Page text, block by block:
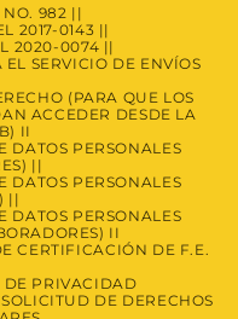
NO. 982 ||
2017-0143 ||
2020-0074 ||
SERVICIO DE ENVÍOS
(PARA QUE LOS
ACCEDER DESDE LA
II
DATOS PERSONALES
||
DATOS PERSONALES
||
DATOS PERSONALES
II
CERTIFICACIÓN DE F.E.
DE PRIVACIDAD
DE DERECHOS